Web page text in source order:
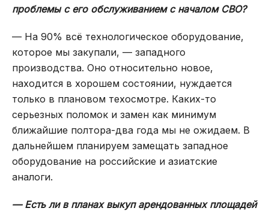
проблемы с его обслуживанием с началом СВО?
— На 90% всё технологическое оборудование,
которое мы закупали, — западного
производства. Оно относительно новое,
находится в хорошем состоянии, нуждается
только в плановом техосмотре. Каких-то
серьезных поломок и замен как минимум
ближайшие полтора-два года мы не ожидаем. В
дальнейшем планируем замещать западное
оборудование на российские и азиатские
аналоги.
— Есть ли в планах выкуп арендованных площадей